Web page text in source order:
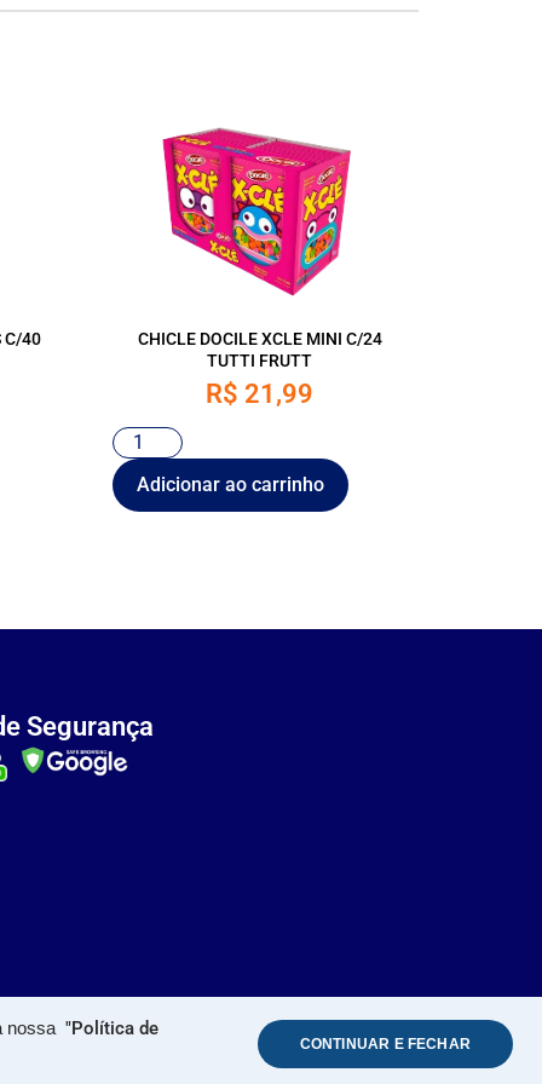
nossa "Política de
CONTINUAR E FECHAR
C/40
CHICLE DOCILE XCLE MINI C/24
TUTTI FRUTT
R$ 21,99
Adicionar ao carrinho
Segurança